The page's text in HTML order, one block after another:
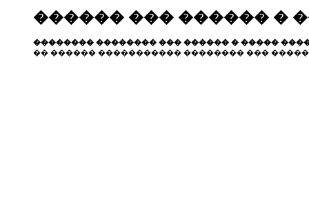
������ ��� ������ �
�������� �������� ��� ������ � �����
�� ������ ����������� �������� ���